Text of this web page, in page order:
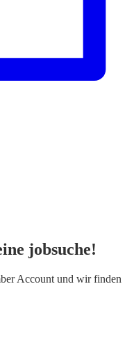
jobsuche!
Account und wir finden